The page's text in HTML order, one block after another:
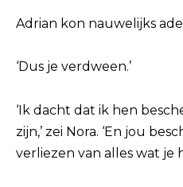
Adrian kon nauwelijks
‘Dus je verdween.’
‘Ik dacht dat ik hen
zijn,’ zei Nora. ‘En jou
verliezen van alles wat je